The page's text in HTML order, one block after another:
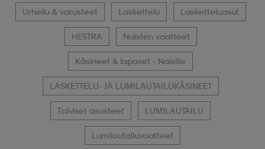
Urheilu & varusteet Laskettelu Lasketteluasut
HESTRA Naisten vaatteet
Käsineet & lapaset - Naisille
LASKETTELU- JA LUMILAUTAILUKÄSINEET
Talviset asusteet LUMILAUTAILU
Lumilautailuvaatteet